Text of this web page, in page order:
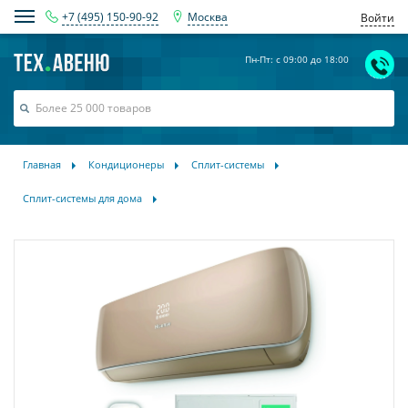
+7 (495) 150-90-92 Москва Войти
Пн-Пт: с 09:00 до 18:00
Главная Кондиционеры Сплит-системы
Сплит-системы для дома